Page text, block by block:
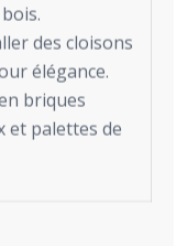
des cloisons
élégance.
briques
et palettes de